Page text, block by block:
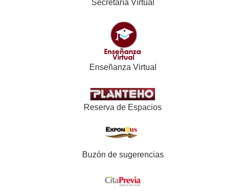
Secretaría Virtual
Enseñanza Virtual
Reserva de Espacios
Buzón de sugerencias